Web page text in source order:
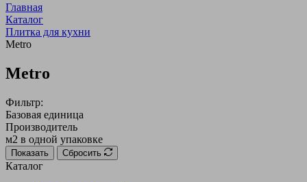
Главная
Каталог
Плитка для кухни
Metro
Metro
Фильтр:
Базовая единица
Производитель
м2 в одной упаковке
Показать Сбросить
Каталог